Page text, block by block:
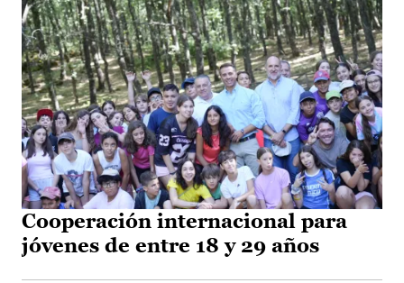
Cooperación internacional para
jóvenes de entre 18 y 29 años